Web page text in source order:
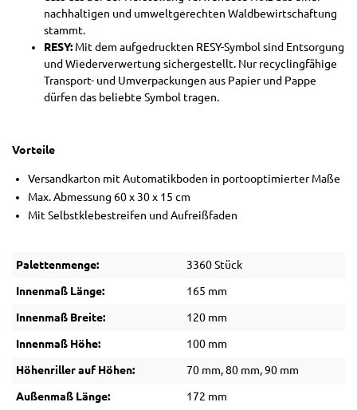
nachhaltigen und umweltgerechten Waldbewirtschaftung
stammt.
RESY: Mit dem aufgedruckten RESY-Symbol sind Entsorgung
und Wiederverwertung sichergestellt. Nur recyclingfähige
Transport- und Umverpackungen aus Papier und Pappe
dürfen das beliebte Symbol tragen.
Vorteile
Versandkarton mit Automatikboden in portooptimierter Maße
Max. Abmessung 60 x 30 x 15 cm
Mit Selbstklebestreifen und Aufreißfaden
Palettenmenge: 3360 Stück
Innenmaß Länge: 165 mm
Innenmaß Breite: 120 mm
Innenmaß Höhe: 100 mm
Höhenriller auf Höhen: 70 mm, 80 mm, 90 mm
Außenmaß Länge: 172 mm